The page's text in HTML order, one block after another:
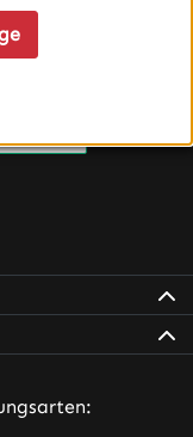
neuem Tab
– öffnet in neuem
an – öffnet